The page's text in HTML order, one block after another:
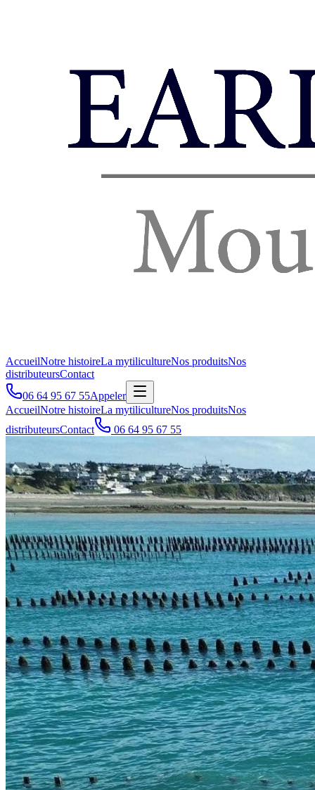
AccueilNotre histoireLa mytilicultureNos produitsNos
distributeursContact
06 64 95 67 55Appeler
AccueilNotre histoireLa mytilicultureNos produitsNos
distributeursContact 06 64 95 67 55